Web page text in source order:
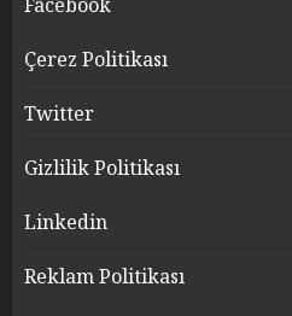
Çerez Politikası
Twitter
Gizlilik Politikası
Linkedin
Reklam Politikası